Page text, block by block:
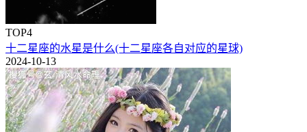
TOP4
十二星座的水星是什么(十二星座各自对应的星球)
2024-10-13